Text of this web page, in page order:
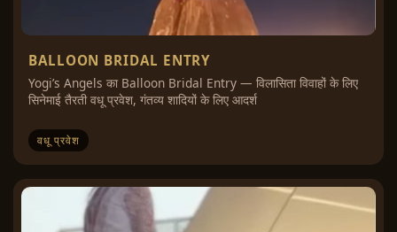
BALLOON BRIDAL ENTRY
Yogi’s Angels का Balloon Bridal Entry — विलासिता विवाहों के लिए
सिनेमाई तैरती वधू प्रवेश, गंतव्य शादियों के लिए आदर्श
वधू प्रवेश